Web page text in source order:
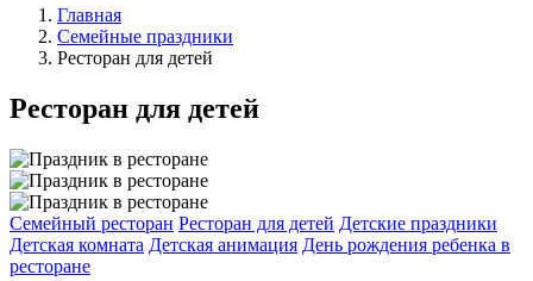
Главная
Семейные праздники
Ресторан для детей
Ресторан для детей
Семейный ресторан Ресторан для детей Детские праздники
Детская комната Детская анимация День рождения ребенка в
ресторане